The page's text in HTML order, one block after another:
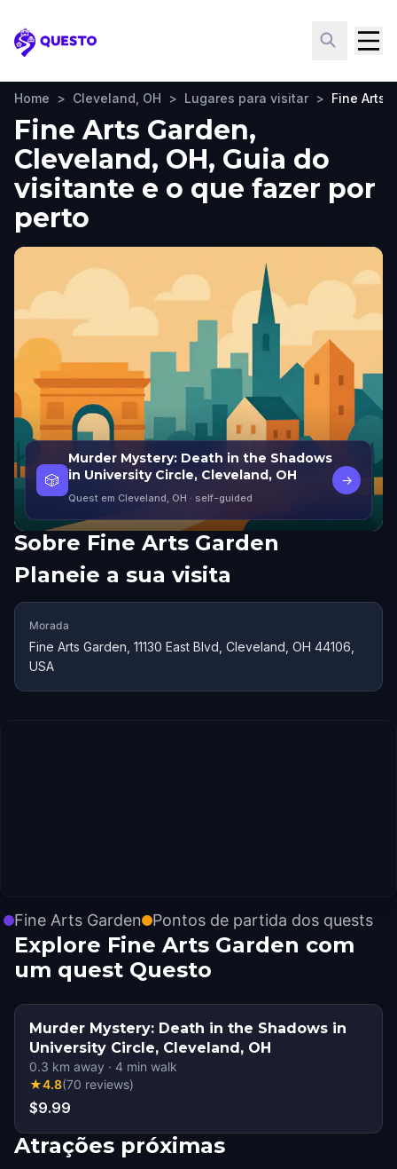
Questo
Home > Cleveland, OH > Lugares para visitar > Fine Arts
Fine Arts Garden,
Cleveland, OH, Guia do
visitante e o que fazer por
perto
🎲
Murder Mystery: Death in the Shadows
in University Circle, Cleveland, OH
Quest em Cleveland, OH · self-guided
→
Sobre Fine Arts Garden
Planeie a sua visita
Morada
Fine Arts Garden, 11130 East Blvd, Cleveland, OH 44106,
USA
Fine Arts Garden Pontos de partida dos quests
Explore Fine Arts Garden com
um quest Questo
Murder Mystery: Death in the Shadows in
University Circle, Cleveland, OH
0.3 km away · 4 min walk
★4.8(70 reviews)
$9.99
Atrações próximas